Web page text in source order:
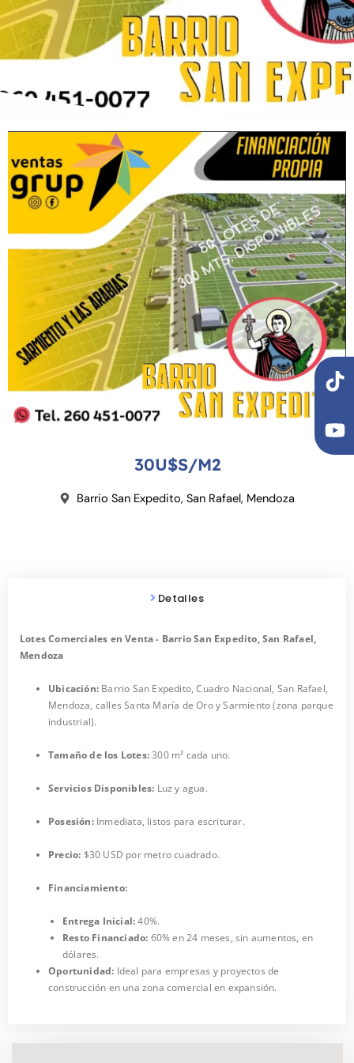
T
i
t
o
Y
o
t
u
30U$S/M2
Barrio San Expedito, San Rafael, Mendoza
Detalles
Lotes Comerciales en Venta - Barrio San Expedito, San Rafael,
Mendoza
Ubicación: Barrio San Expedito, Cuadro Nacional, San Rafael,
Mendoza, calles Santa María de Oro y Sarmiento (zona parque
industrial).
Tamaño de los Lotes:300 m² cada uno.
Servicios Disponibles: Luz y agua.
Posesión:Inmediata, listos para escriturar.
Precio: $30 USD por metro cuadrado.
Financiamiento:
Entrega Inicial:40%.
Resto Financiado: 60% en 24 meses, sin aumentos, en
dólares.
Oportunidad: Ideal para empresas y proyectos de
construcción en una zona comercial en expansión.